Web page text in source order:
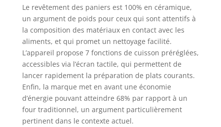
leur compatibilité
avec les laves-
vaisselle. Gagnez
de la place en
cuisine : son
design empilé,
avec un panier
supérieur de 4,3 L
et un panier
inférieur de 6,5 L,
offre une capacité
Le revêtement des paniers est 100% en céramique,
un argument de poids pour ceux qui sont attentifs à
la composition des matériaux en contact avec les
aliments, et qui promet un nettoyage facilité.
L’appareil propose 7 fonctions de cuisson préréglées,
accessibles via l’écran tactile, qui permettent de
lancer rapidement la préparation de plats courants.
Enfin, la marque met en avant une économie
d’énergie pouvant atteindre 68% par rapport à un
four traditionnel, un argument particulièrement
pertinent dans le contexte actuel.